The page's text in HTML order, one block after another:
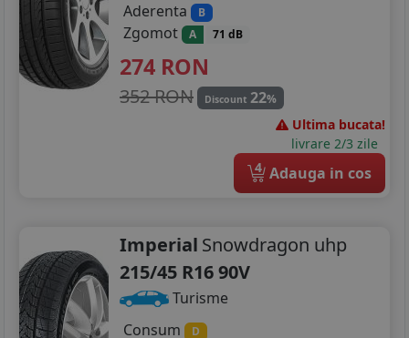
Aderenta B
Zgomot A 71 dB
274 RON
352 RON Discount 22%
Ultima bucata!
livrare 2/3 zile
4 Adauga in cos
Imperial Snowdragon uhp
215/45 R16 90V
Turisme
Consum
D